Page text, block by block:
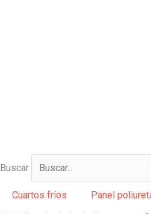
Buscar
Cuartos fríos Panel